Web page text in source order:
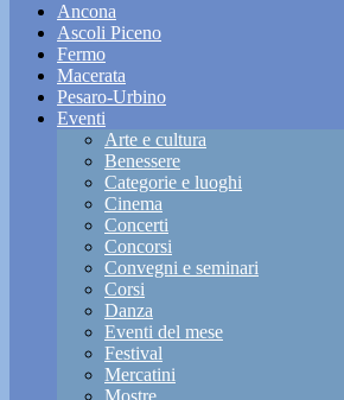
Ancona
Ascoli Piceno
Fermo
Macerata
Pesaro-Urbino
Eventi
Arte e cultura
Benessere
Categorie e luoghi
Cinema
Concerti
Concorsi
Convegni e seminari
Corsi
Danza
Eventi del mese
Festival
Mercatini
Mostre